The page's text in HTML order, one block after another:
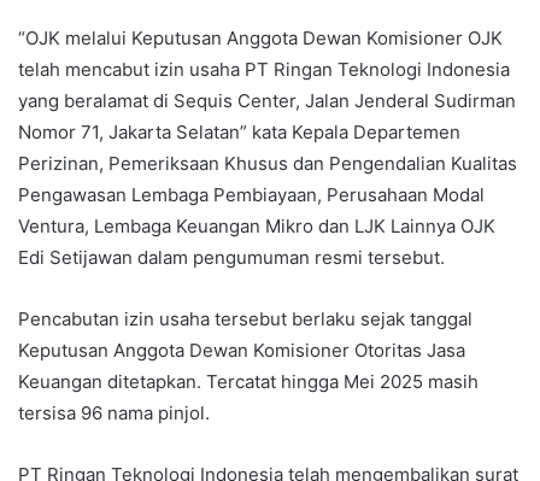
“OJK melalui Keputusan Anggota Dewan Komisioner OJK
telah mencabut izin usaha PT Ringan Teknologi Indonesia
yang beralamat di Sequis Center, Jalan Jenderal Sudirman
Nomor 71, Jakarta Selatan” kata Kepala Departemen
Perizinan, Pemeriksaan Khusus dan Pengendalian Kualitas
Pengawasan Lembaga Pembiayaan, Perusahaan Modal
Ventura, Lembaga Keuangan Mikro dan LJK Lainnya OJK
Edi Setijawan dalam pengumuman resmi tersebut.
Pencabutan izin usaha tersebut berlaku sejak tanggal
Keputusan Anggota Dewan Komisioner Otoritas Jasa
Keuangan ditetapkan. Tercatat hingga Mei 2025 masih
tersisa 96 nama pinjol.
PT Ringan Teknologi Indonesia telah mengembalikan surat